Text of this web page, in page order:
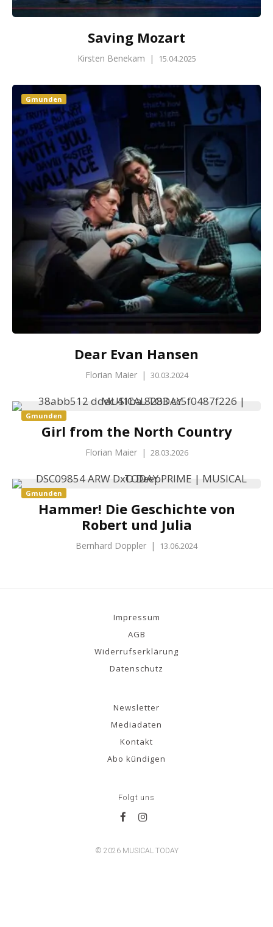
Saving Mozart
Kirsten Benekam | 15.04.2025
Gmunden
Dear Evan Hansen
Florian Maier | 30.03.2024
Gmunden
Girl from the North Country
Florian Maier | 28.03.2026
Gmunden
Hammer! Die Geschichte von
Robert und Julia
Bernhard Doppler | 13.06.2024
Impressum
AGB
Widerrufserklärung
Datenschutz
Newsletter
Mediadaten
Kontakt
Abo kündigen
Folgt uns
© 2026 MUSICAL TODAY